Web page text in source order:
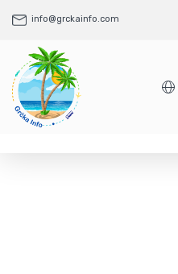
info@grckainfo.com